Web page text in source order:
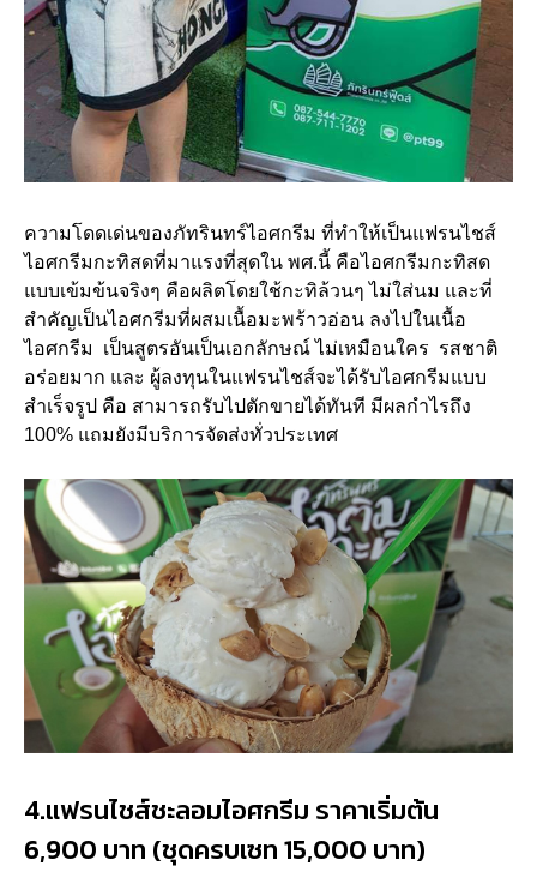
ความโดดเด่นของภัทรินทร์ไอศกรีม ที่ทำให้เป็นแฟรนไชส์
ไอศกรีมกะทิสดที่มาแรงที่สุดใน พศ.นี้ คือไอศกรีมกะทิสด
แบบเข้มข้นจริงๆ คือผลิตโดยใช้กะทิล้วนๆ ไม่ใส่นม และที่
สำคัญเป็นไอศกรีมที่ผสมเนื้อมะพร้าวอ่อน ลงไปในเนื้อ
ไอศกรีม เป็นสูตรอันเป็นเอกลักษณ์ ไม่เหมือนใคร รสชาติ
อร่อยมาก และ ผู้ลงทุนในแฟรนไชส์จะได้รับไอศกรีมแบบ
สำเร็จรูป คือ สามารถรับไปตักขายได้ทันที มีผลกำไรถึง
100% แถมยังมีบริการจัดส่งทั่วประเทศ
4.แฟรนไชส์ชะลอมไอศกรีม ราคาเริ่มต้น
6,900 บาท (ชุดครบเซท 15,000 บาท)